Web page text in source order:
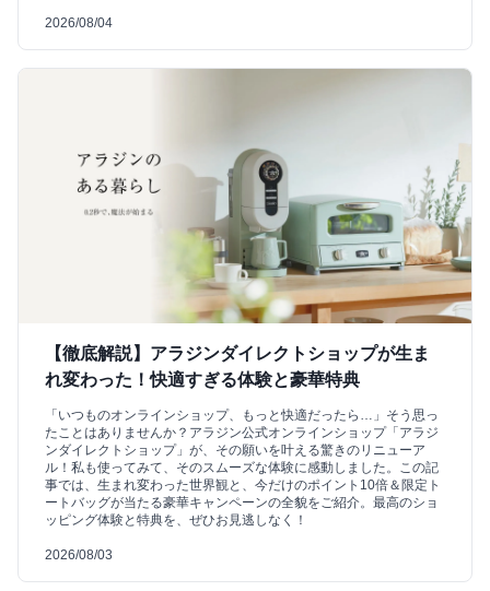
2026/08/04
【徹底解説】アラジンダイレクトショップが生ま
れ変わった！快適すぎる体験と豪華特典
「いつものオンラインショップ、もっと快適だったら…」そう思っ
たことはありませんか？アラジン公式オンラインショップ「アラジ
ンダイレクトショップ」が、その願いを叶える驚きのリニューア
ル！私も使ってみて、そのスムーズな体験に感動しました。この記
事では、生まれ変わった世界観と、今だけのポイント10倍＆限定ト
ートバッグが当たる豪華キャンペーンの全貌をご紹介。最高のショ
ッピング体験と特典を、ぜひお見逃しなく！
2026/08/03